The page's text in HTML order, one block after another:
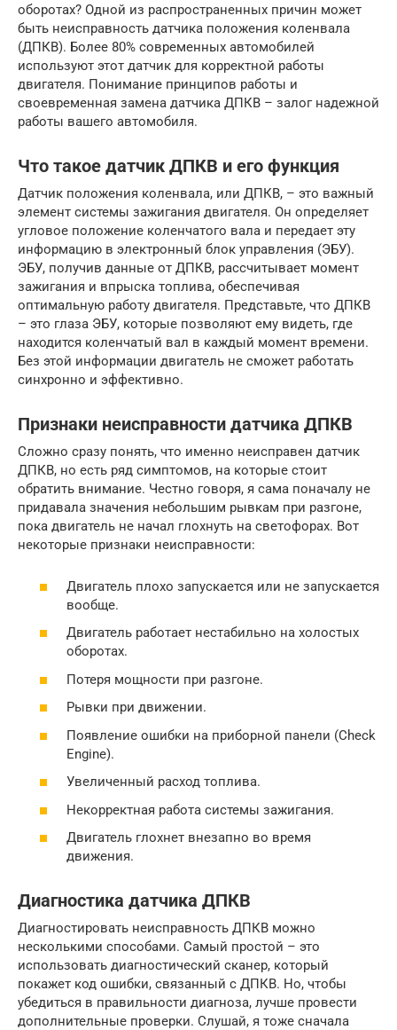
оборотах? Одной из распространенных причин может
быть неисправность датчика положения коленвала
(ДПКВ). Более 80% современных автомобилей
используют этот датчик для корректной работы
двигателя. Понимание принципов работы и
своевременная замена датчика ДПКВ – залог надежной
работы вашего автомобиля.
Что такое датчик ДПКВ и его функция
Датчик положения коленвала, или ДПКВ, – это важный
элемент системы зажигания двигателя. Он определяет
угловое положение коленчатого вала и передает эту
информацию в электронный блок управления (ЭБУ).
ЭБУ, получив данные от ДПКВ, рассчитывает момент
зажигания и впрыска топлива, обеспечивая
оптимальную работу двигателя. Представьте, что ДПКВ
– это глаза ЭБУ, которые позволяют ему видеть, где
находится коленчатый вал в каждый момент времени.
Без этой информации двигатель не сможет работать
синхронно и эффективно.
Признаки неисправности датчика ДПКВ
Сложно сразу понять, что именно неисправен датчик
ДПКВ, но есть ряд симптомов, на которые стоит
обратить внимание. Честно говоря, я сама поначалу не
придавала значения небольшим рывкам при разгоне,
пока двигатель не начал глохнуть на светофорах. Вот
некоторые признаки неисправности:
Двигатель плохо запускается или не запускается
вообще.
Двигатель работает нестабильно на холостых
оборотах.
Потеря мощности при разгоне.
Рывки при движении.
Появление ошибки на приборной панели (Check
Engine).
Увеличенный расход топлива.
Некорректная работа системы зажигания.
Двигатель глохнет внезапно во время
движения.
Диагностика датчика ДПКВ
Диагностировать неисправность ДПКВ можно
несколькими способами. Самый простой – это
использовать диагностический сканер, который
покажет код ошибки, связанный с ДПКВ. Но, чтобы
убедиться в правильности диагноза, лучше провести
дополнительные проверки. Слушай, я тоже сначала